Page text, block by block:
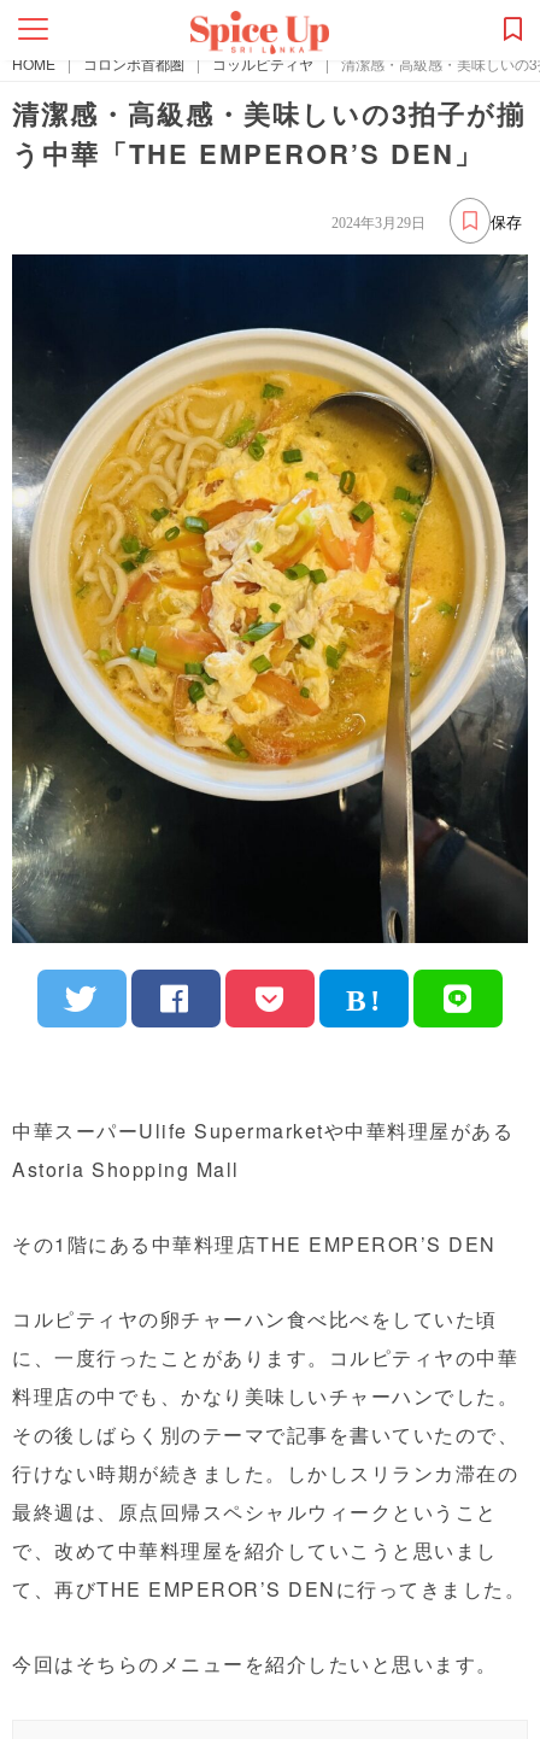
HOME | コロンボ首都圏 | コッルピティヤ | 清潔感・高級感・美味しいの
清潔感・高級感・美味しいの3拍子が揃
う中華「THE EMPEROR’S DEN」
保存
2024年3月29日
中華スーパーUlife Supermarketや中華料理屋がある
Astoria Shopping Mall
その1階にある中華料理店THE EMPEROR’S DEN
コルピティヤの卵チャーハン食べ比べをしていた頃
に、一度行ったことがあります。コルピティヤの中華
料理店の中でも、かなり美味しいチャーハンでした。
その後しばらく別のテーマで記事を書いていたので、
行けない時期が続きました。しかしスリランカ滞在の
最終週は、原点回帰スペシャルウィークということ
で、改めて中華料理屋を紹介していこうと思いまし
て、再びTHE EMPEROR’S DENに行ってきました。
今回はそちらのメニューを紹介したいと思います。